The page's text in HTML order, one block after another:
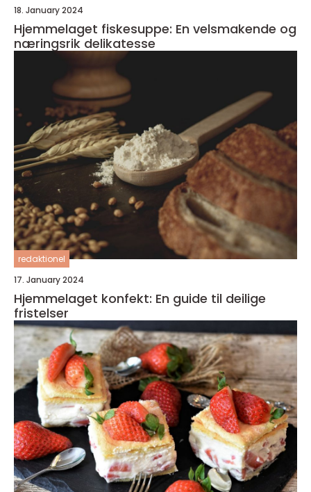
18. January 2024
Hjemmelaget fiskesuppe: En velsmakende og
næringsrik delikatesse
redaktionel
17. January 2024
Hjemmelaget konfekt: En guide til deilige
fristelser